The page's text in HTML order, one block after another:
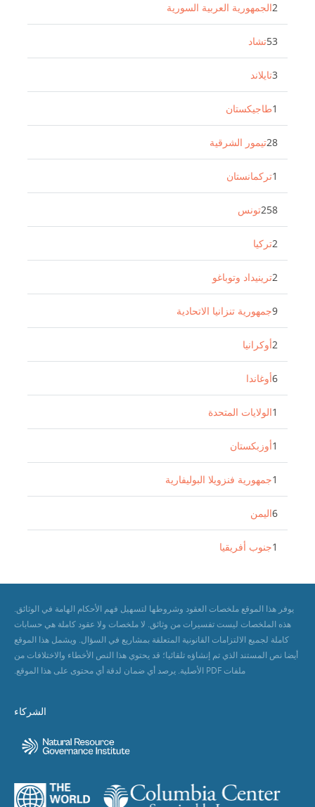
الجمهورية العربية السورية2
تشاد53
تايلاند3
طاجيكستان1
تيمور الشرقية28
تركمانستان1
تونس258
تركيا2
ترينيداد وتوباغو2
جمهورية تنزانيا الاتحادية9
أوكرانيا2
أوغاندا6
الولايات المتحدة1
أوزبكستان1
جمهورية فنزويلا البوليفارية1
اليمن6
جنوب أفريقيا1
يوفر هذا الموقع ملخصات العقود وشروطها لتسهيل فهم الأحكام الهامة في الوثائق.
هذه الملخصات ليست تفسيرات من وثائق. لا ملخصات ولا عقود كاملة هي حسابات
كاملة لجميع الالتزامات القانونية المتعلقة بمشاريع في السؤال. ويشمل هذا الموقع
أيضا نص المستند الذي تم إنشاؤه تلقائيا؛ قد يحتوي هذا النص الأخطاء والاختلافات من
ملفات PDF الأصلية. يرصد أي ضمان لدقة أي محتوى على هذا الموقع.
الشركاء